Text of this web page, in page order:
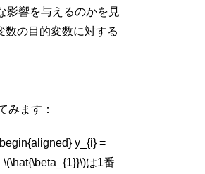
影響を与えるのかを見
数の目的変数に対する
みます：
y_{i} =
は1番